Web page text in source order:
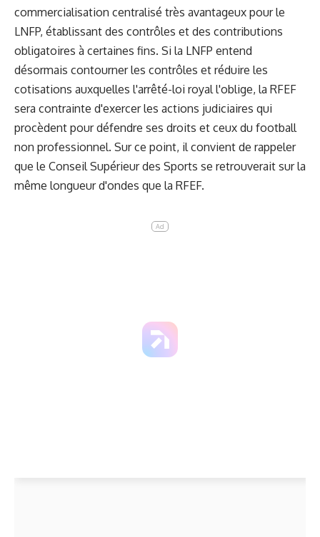
commercialisation centralisé très avantageux pour le
LNFP, établissant des contrôles et des contributions
obligatoires à certaines fins. Si la LNFP entend
désormais contourner les contrôles et réduire les
cotisations auxquelles l'arrêté-loi royal l'oblige, la RFEF
sera contrainte d'exercer les actions judiciaires qui
procèdent pour défendre ses droits et ceux du football
non professionnel. Sur ce point, il convient de rappeler
que le Conseil Supérieur des Sports se retrouverait sur la
même longueur d'ondes que la RFEF.
Ad